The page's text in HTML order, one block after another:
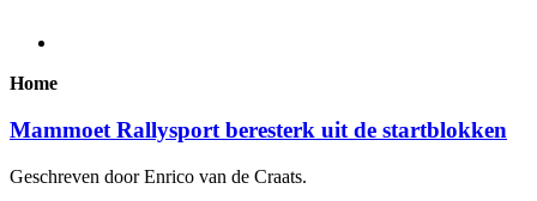
Home
Mammoet Rallysport beresterk uit de startblokken
Geschreven door Enrico van de Craats.